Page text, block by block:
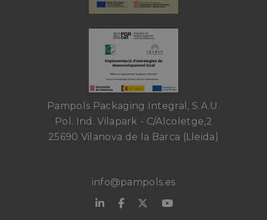
Pampols Packaging Integral, S.A.U.
Pol. Ind. Vilapark - C/Alcoletge,2
25690 Vilanova de la Barca (Lleida)
info@pampols.es